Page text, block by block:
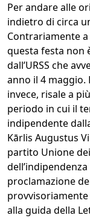
Per andare alle
indietro di circa
Contrariamente
questa festa non
dall’URSS che
anno il 4 maggio.
invece, risale a
periodo in cui il
indipendente
Kārlis Augustus
partito Unione
proclamazione
alla guida della